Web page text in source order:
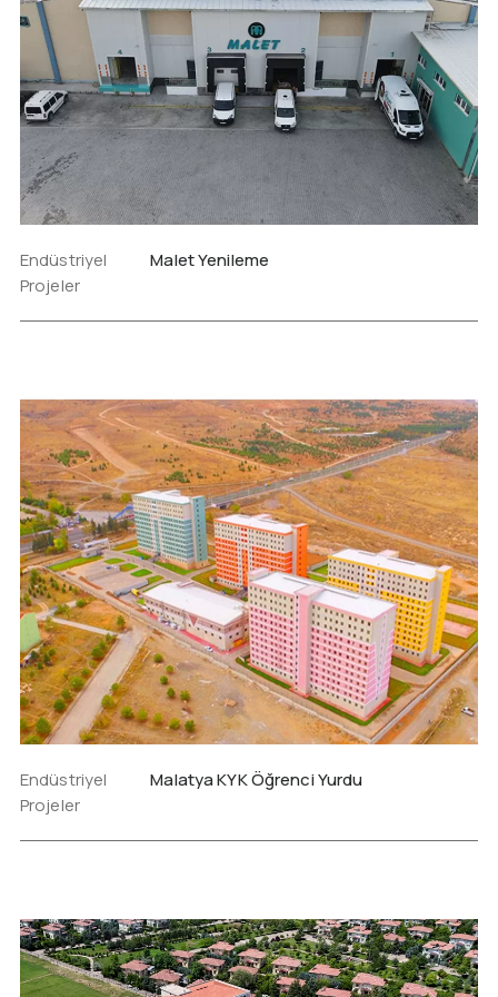
Endüstriyel
Projeler
Malet Yenileme
Endüstriyel
Projeler
Malatya KYK Öğrenci Yurdu